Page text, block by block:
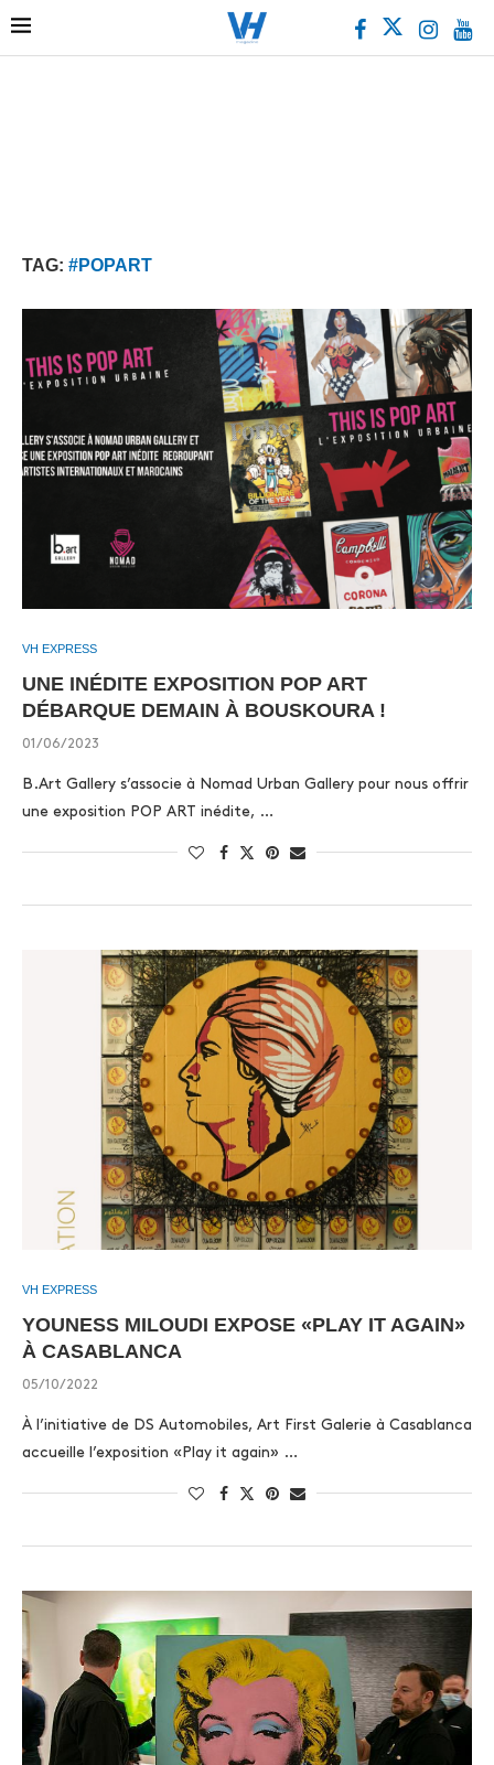
TAG: #POPART
VH EXPRESS
UNE INÉDITE EXPOSITION POP ART
DÉBARQUE DEMAIN À BOUSKOURA !
01/06/2023
B.Art Gallery s’associe à Nomad Urban Gallery pour nous offrir
une exposition POP ART inédite, …
VH EXPRESS
YOUNESS MILOUDI EXPOSE «PLAY IT AGAIN»
À CASABLANCA
05/10/2022
À l’initiative de DS Automobiles, Art First Galerie à Casablanca
accueille l’exposition «Play it again» …